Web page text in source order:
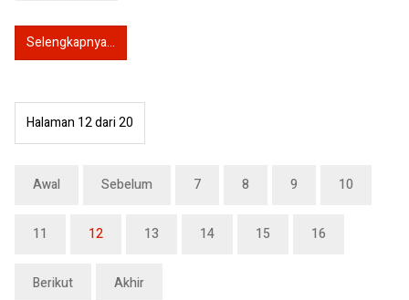
Selengkapnya...
Halaman 12 dari 20
Awal Sebelum 7 8 9 10
11 12 13 14 15 16
Berikut Akhir